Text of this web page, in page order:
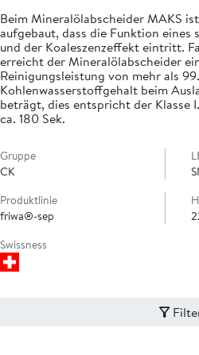
Beim Mineralölabscheider MAKS
aufgebaut, dass die Funktion eines
und der Koaleszenzeffekt eintritt.
erreicht der Mineralölabscheider
Reinigungsleistung von mehr als
Kohlenwasserstoffgehalt beim
beträgt, dies entspricht der
ca. 180 Sek.
Gruppe
CK
Produktlinie
friwa®-sep
Swissness